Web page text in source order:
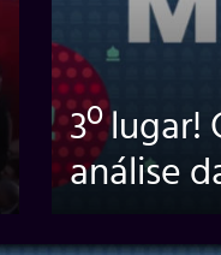
3º lugar!
análise